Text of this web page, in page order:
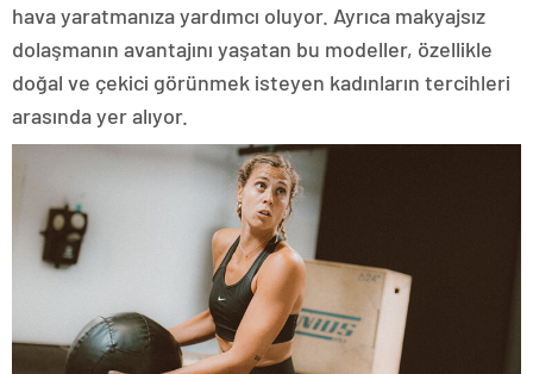
hava yaratmanıza yardımcı oluyor. Ayrıca makyajsız
dolaşmanın avantajını yaşatan bu modeller, özellikle
doğal ve çekici görünmek isteyen kadınların tercihleri
arasında yer alıyor.